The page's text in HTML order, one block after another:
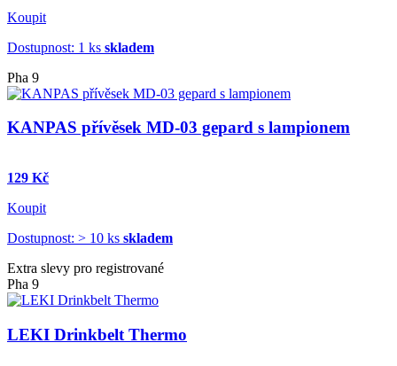
Koupit
Dostupnost: 1 ks skladem
Pha 9
KANPAS přívěsek MD-03 gepard s lampionem
129 Kč
Koupit
Dostupnost: > 10 ks skladem
Extra slevy pro registrované
Pha 9
LEKI Drinkbelt Thermo